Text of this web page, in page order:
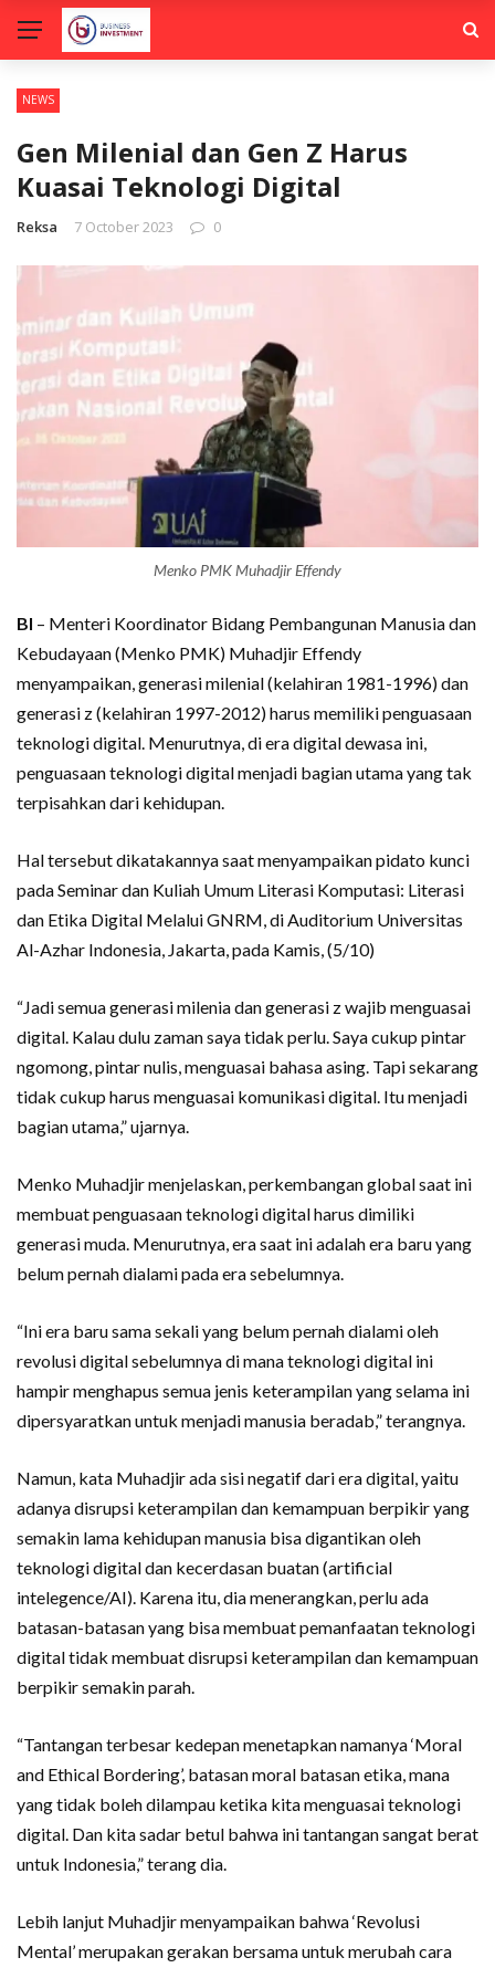
NEWS
Gen Milenial dan Gen Z Harus
Kuasai Teknologi Digital
Reksa 7 October 2023 0
Menko PMK Muhadjir Effendy
BI – Menteri Koordinator Bidang Pembangunan Manusia dan
Kebudayaan (Menko PMK) Muhadjir Effendy
menyampaikan, generasi milenial (kelahiran 1981-1996) dan
generasi z (kelahiran 1997-2012) harus memiliki penguasaan
teknologi digital. Menurutnya, di era digital dewasa ini,
penguasaan teknologi digital menjadi bagian utama yang tak
terpisahkan dari kehidupan.
Hal tersebut dikatakannya saat menyampaikan pidato kunci
pada Seminar dan Kuliah Umum Literasi Komputasi: Literasi
dan Etika Digital Melalui GNRM, di Auditorium Universitas
Al-Azhar Indonesia, Jakarta, pada Kamis, (5/10)
“Jadi semua generasi milenia dan generasi z wajib menguasai
digital. Kalau dulu zaman saya tidak perlu. Saya cukup pintar
ngomong, pintar nulis, menguasai bahasa asing. Tapi sekarang
tidak cukup harus menguasai komunikasi digital. Itu menjadi
bagian utama,” ujarnya.
Menko Muhadjir menjelaskan, perkembangan global saat ini
membuat penguasaan teknologi digital harus dimiliki
generasi muda. Menurutnya, era saat ini adalah era baru yang
belum pernah dialami pada era sebelumnya.
“Ini era baru sama sekali yang belum pernah dialami oleh
revolusi digital sebelumnya di mana teknologi digital ini
hampir menghapus semua jenis keterampilan yang selama ini
dipersyaratkan untuk menjadi manusia beradab,” terangnya.
Namun, kata Muhadjir ada sisi negatif dari era digital, yaitu
adanya disrupsi keterampilan dan kemampuan berpikir yang
semakin lama kehidupan manusia bisa digantikan oleh
teknologi digital dan kecerdasan buatan (artificial
intelegence/AI). Karena itu, dia menerangkan, perlu ada
batasan-batasan yang bisa membuat pemanfaatan teknologi
digital tidak membuat disrupsi keterampilan dan kemampuan
berpikir semakin parah.
“Tantangan terbesar kedepan menetapkan namanya ‘Moral
and Ethical Bordering’, batasan moral batasan etika, mana
yang tidak boleh dilampau ketika kita menguasai teknologi
digital. Dan kita sadar betul bahwa ini tantangan sangat berat
untuk Indonesia,” terang dia.
Lebih lanjut Muhadjir menyampaikan bahwa ‘Revolusi
Mental’ merupakan gerakan bersama untuk merubah cara